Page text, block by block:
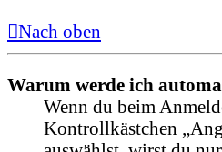
Nach oben
Warum werde ich
Wenn du beim
Kontrollkästchen